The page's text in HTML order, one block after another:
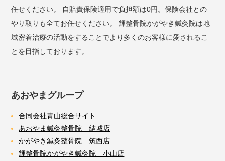
任せください。 自賠責保険適用で負担額は0円。保険会社との
やり取りも全てお任せください。 輝整骨院かがやき鍼灸院は地
域密着治療の活動をすることでより多くのお客様に愛されるこ
とを目指しております。
あおやまグループ
合同会社青山総合サイト
あおやま鍼灸整骨院 結城店
かがやき鍼灸整骨院 筑西店
輝整骨院かがやき鍼灸院 小山店